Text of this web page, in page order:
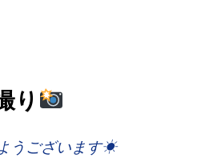
り
うございます☀